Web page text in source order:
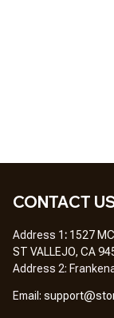
CONTACT
Address 1: 1527
ST VALLEJO, CA
Address 2:
Email: